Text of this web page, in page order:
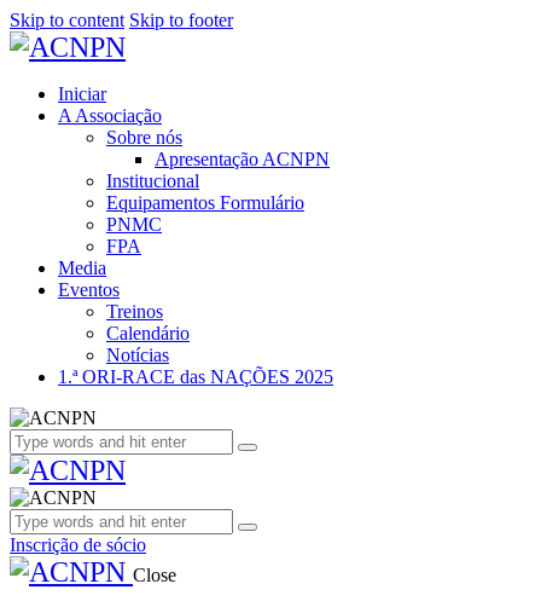
Skip to content Skip to footer
Iniciar
A Associação
Sobre nós
Apresentação ACNPN
Institucional
Equipamentos Formulário
PNMC
FPA
Media
Eventos
Treinos
Calendário
Notícias
1.ª ORI-RACE das NAÇÕES 2025
Inscrição de sócio
Close